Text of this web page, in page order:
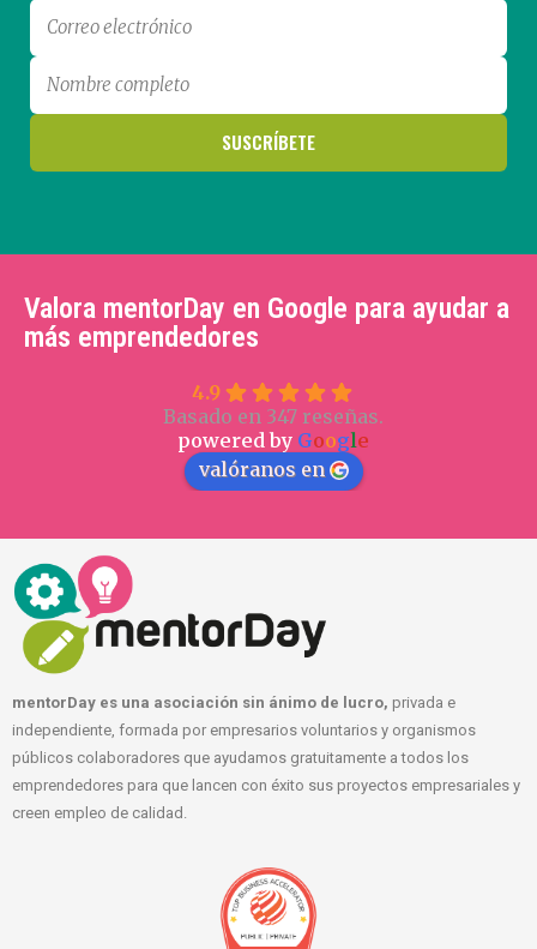
Valora mentorDay en Google para ayudar a
más emprendedores
4.9
Basado en 347 reseñas.
powered by Google
valóranos en
mentorDay es una asociación sin ánimo de lucro, privada e
independiente, formada por empresarios voluntarios y organismos
públicos colaboradores que ayudamos gratuitamente a todos los
emprendedores para que lancen con éxito sus proyectos empresariales y
creen empleo de calidad.